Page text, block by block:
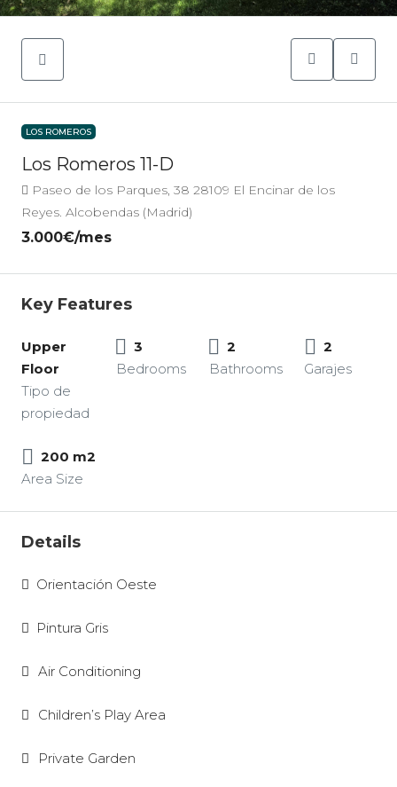
LOS ROMEROS
Los Romeros 11-D
Paseo de los Parques, 38 28109 El Encinar de los
Reyes. Alcobendas (Madrid)
3.000€/mes
Key Features
Upper
Floor
Tipo de
propiedad
3
Bedrooms
2
Bathrooms
2
Garajes
200 m2
Area Size
Details
Orientación Oeste
Pintura Gris
Air Conditioning
Children’s Play Area
Private Garden